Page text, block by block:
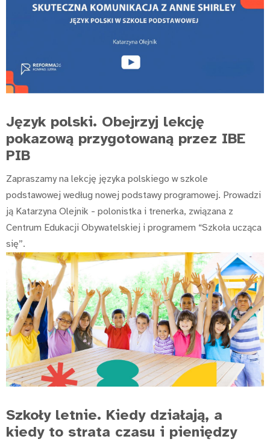
Język polski. Obejrzyj lekcję
pokazową przygotowaną przez IBE
PIB
Zapraszamy na lekcję języka polskiego w szkole
podstawowej według nowej podstawy programowej. Prowadzi
ją Katarzyna Olejnik - polonistka i trenerka, związana z
Centrum Edukacji Obywatelskiej i programem “Szkoła ucząca
się”.
Szkoły letnie. Kiedy działają, a
kiedy to strata czasu i pieniędzy